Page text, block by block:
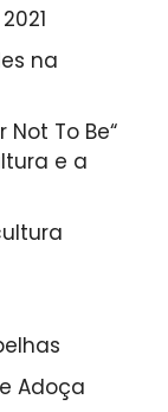
na
Not To Be“
e a
Adoça